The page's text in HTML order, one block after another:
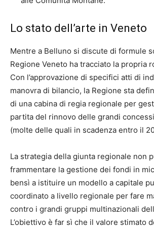
Lo stato dell’arte in Veneto
Mentre a Belluno si discute di formule
Regione Veneto ha tracciato la propria
Con l’approvazione di specifici atti di
manovra di bilancio, la Regione sta
di una cabina di regia regionale per
partita del rinnovo delle grandi
(molte delle quali in scadenza entro il
La strategia della giunta regionale non
frammentare la gestione dei fondi in
bensì a istituire un modello a capitale
coordinato a livello regionale per fare
contro i grandi gruppi multinazionali
L’obiettivo è far sì che il valore stimato